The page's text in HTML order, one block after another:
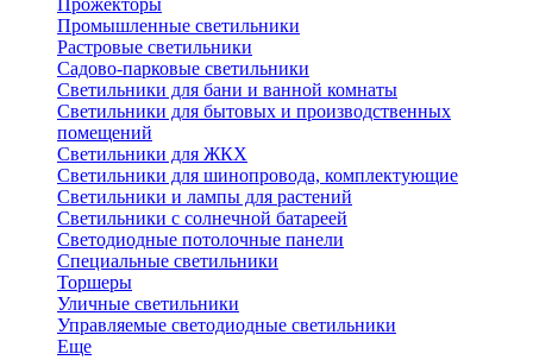
Прожекторы
Промышленные светильники
Растровые светильники
Садово-парковые светильники
Светильники для бани и ванной комнаты
Светильники для бытовых и производственных
помещений
Светильники для ЖКХ
Светильники для шинопровода, комплектующие
Светильники и лампы для растений
Светильники с солнечной батареей
Светодиодные потолочные панели
Специальные светильники
Торшеры
Уличные светильники
Управляемые светодиодные светильники
Еще